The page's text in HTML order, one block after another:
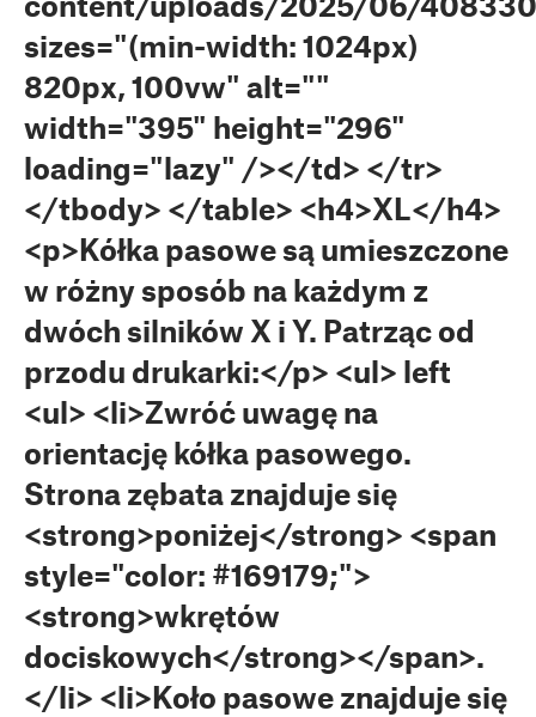
sizes="(min-width: 1024px)
820px, 100vw" alt=""
width="395" height="296"
loading="lazy" /></td> </tr>
</tbody> </table> <h4>XL</h4>
<p>Kółka pasowe są umieszczone
w różny sposób na każdym z
dwóch silników X i Y. Patrząc od
przodu drukarki:</p> <ul> left
<ul> <li>Zwróć uwagę na
orientację kółka pasowego.
Strona zębata znajduje się
<strong>poniżej</strong> <span
style="color: #169179;">
<strong>wkrętów
dociskowych</strong></span>.
</li> <li>Koło pasowe znajduje się